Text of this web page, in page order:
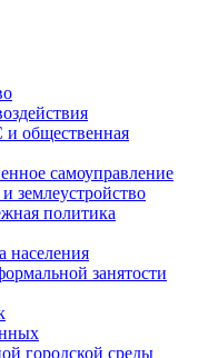
и общественная
самоуправление
землеустройство
политика
населения
занятости
городской среды